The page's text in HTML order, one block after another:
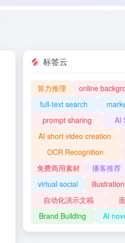
标签云
算力推理
online
full-text search
prompt sharing
AI
AI short video creation
OCR Recognition
免费商用素材
播客推荐
virtual social
illustration
自动化演示文稿
Brand Building
AI